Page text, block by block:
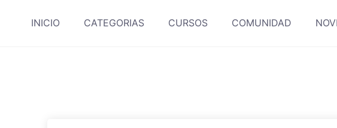
INICIO CATEGORIAS CURSOS COMUNIDAD